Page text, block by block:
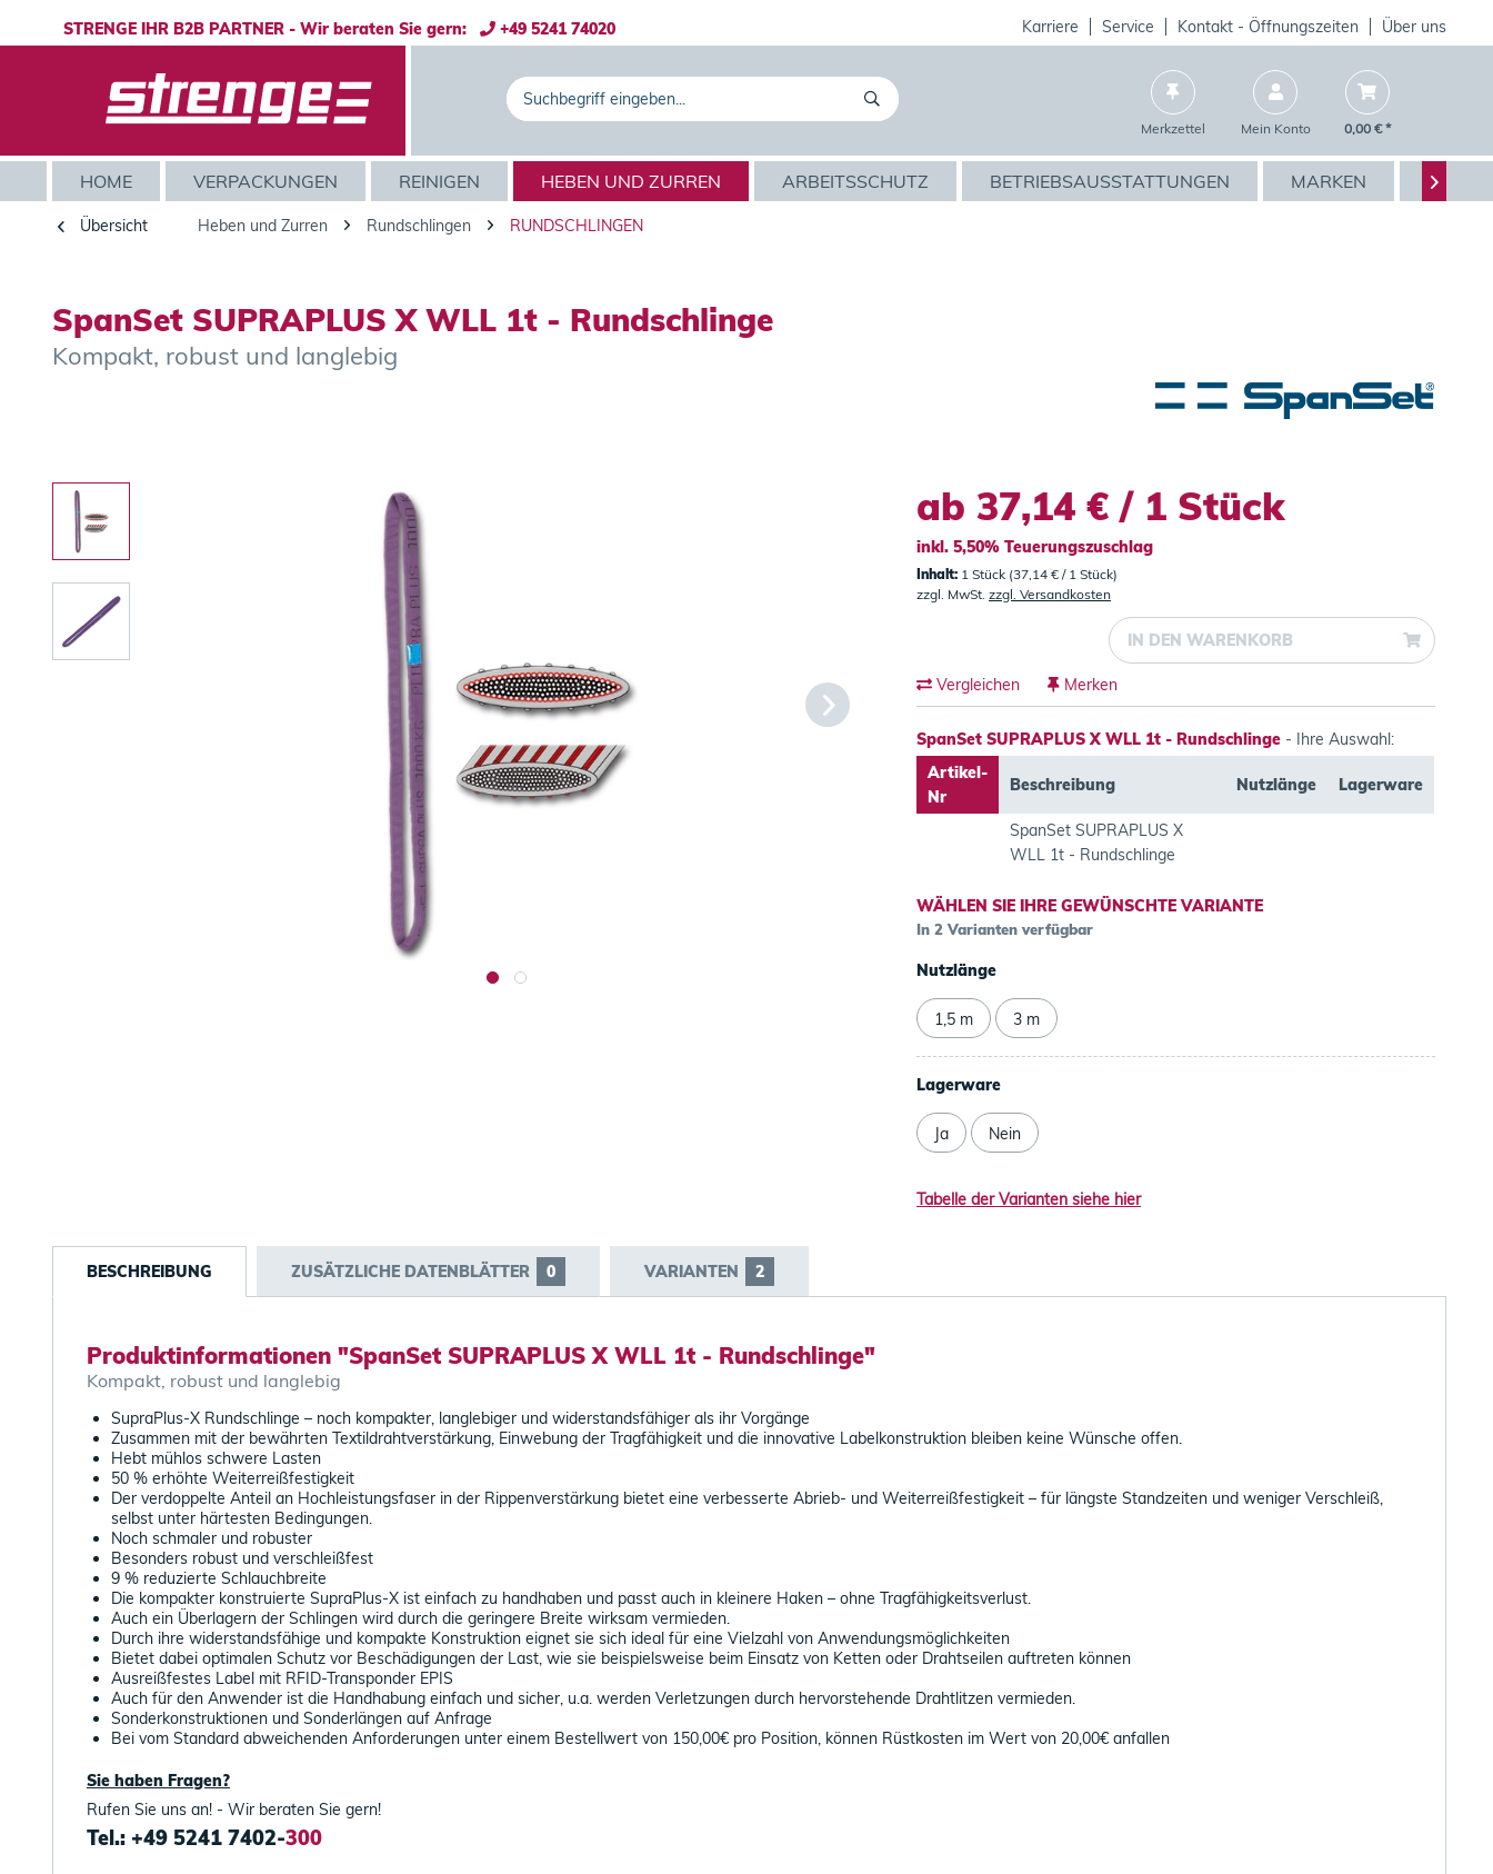
STRENGE IHR B2B PARTNER - Wir beraten Sie gern: +49 5241 74020 Karriere Service Kontakt - Öffnungszeiten Über uns
Merkzettel Mein Konto 0,00 € *
HOME VERPACKUNGEN REINIGEN HEBEN UND ZURREN ARBEITSSCHUTZ BETRIEBSAUSSTATTUNGEN MARKEN 
Übersicht Heben und Zurren Rundschlingen RUNDSCHLINGEN
SpanSet SUPRAPLUS X WLL 1t - Rundschlinge
Kompakt, robust und langlebig
ab 37,14 € / 1 Stück
inkl. 5,50% Teuerungszuschlag
Inhalt: 1 Stück (37,14 € / 1 Stück)
zzgl. MwSt.zzgl. Versandkosten
IN DEN WARENKORB
Vergleichen Merken
SpanSet SUPRAPLUS X WLL 1t - Rundschlinge - Ihre Auswahl:
Artikel-
Nr
Beschreibung Nutzlänge Lagerware
SpanSet SUPRAPLUS X
WLL 1t - Rundschlinge
WÄHLEN SIE IHRE GEWÜNSCHTE VARIANTE
In 2 Varianten verfügbar
Nutzlänge
1,5 m 3 m
Lagerware
Ja Nein
Tabelle der Varianten siehe hier
BESCHREIBUNG ZUSÄTZLICHE DATENBLÄTTER 0 VARIANTEN 2
Produktinformationen "SpanSet SUPRAPLUS X WLL 1t - Rundschlinge"
Kompakt, robust und langlebig
SupraPlus-X Rundschlinge – noch kompakter, langlebiger und widerstandsfähiger als ihr Vorgänge
Zusammen mit der bewährten Textildrahtverstärkung, Einwebung der Tragfähigkeit und die innovative Labelkonstruktion bleiben keine Wünsche offen.
Hebt mühlos schwere Lasten
50 % erhöhte Weiterreißfestigkeit
Der verdoppelte Anteil an Hochleistungsfaser in der Rippenverstärkung bietet eine verbesserte Abrieb- und Weiterreißfestigkeit – für längste Standzeiten und weniger Verschleiß,
selbst unter härtesten Bedingungen.
Noch schmaler und robuster
Besonders robust und verschleißfest
9 % reduzierte Schlauchbreite
Die kompakter konstruierte SupraPlus-X ist einfach zu handhaben und passt auch in kleinere Haken – ohne Tragfähigkeitsverlust.
Auch ein Überlagern der Schlingen wird durch die geringere Breite wirksam vermieden.
Durch ihre widerstandsfähige und kompakte Konstruktion eignet sie sich ideal für eine Vielzahl von Anwendungsmöglichkeiten
Bietet dabei optimalen Schutz vor Beschädigungen der Last, wie sie beispielsweise beim Einsatz von Ketten oder Drahtseilen auftreten können
Ausreißfestes Label mit RFID-Transponder EPIS
Auch für den Anwender ist die Handhabung einfach und sicher, u.a. werden Verletzungen durch hervorstehende Drahtlitzen vermieden.
Sonderkonstruktionen und Sonderlängen auf Anfrage
Bei vom Standard abweichenden Anforderungen unter einem Bestellwert von 150,00€ pro Position, können Rüstkosten im Wert von 20,00€ anfallen
Sie haben Fragen?
Rufen Sie uns an! - Wir beraten Sie gern!
Tel.: +49 5241 7402-300